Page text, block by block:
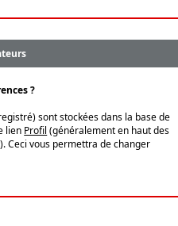
?
sont stockées dans la base de
lien Profil (généralement en haut des
Ceci vous permettra de changer